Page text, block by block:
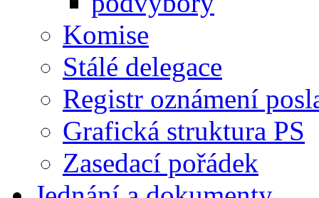
Komise
Stálé delegace
Registr oznámení
Grafická struktura PS
Zasedací pořádek